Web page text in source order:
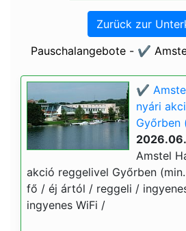
Zurück zur
Pauschalangebote - ✔️
✔️
nyári
Győrben
Amstel
akció reggelivel Győrben
fő / éj ártól / reggeli /
ingyenes WiFi /